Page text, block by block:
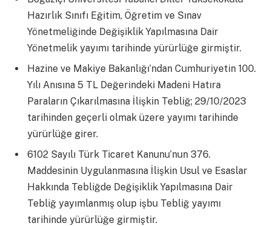
Hazırlık Sınıfı Eğitim, Öğretim ve Sınav
Yönetmeliğinde Değişiklik Yapılmasına Dair
Yönetmelik yayımı tarihinde yürürlüğe girmiştir.
Hazine ve Makiye Bakanlığı’ndan Cumhuriyetin 100.
Yılı Anısına 5 TL Değerindeki Madeni Hatıra
Paraların Çıkarılmasına İlişkin Tebliğ; 29/10/2023
tarihinden geçerli olmak üzere yayımı tarihinde
yürürlüğe girer.
6102 Sayılı Türk Ticaret Kanunu’nun 376.
Maddesinin Uygulanmasına İlişkin Usul ve Esaslar
Hakkında Tebliğde Değişiklik Yapılmasına Dair
Tebliğ yayımlanmış olup işbu Tebliğ yayımı
tarihinde yürürlüğe girmiştir.